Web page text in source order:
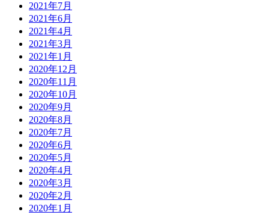
2021年7月
2021年6月
2021年4月
2021年3月
2021年1月
2020年12月
2020年11月
2020年10月
2020年9月
2020年8月
2020年7月
2020年6月
2020年5月
2020年4月
2020年3月
2020年2月
2020年1月